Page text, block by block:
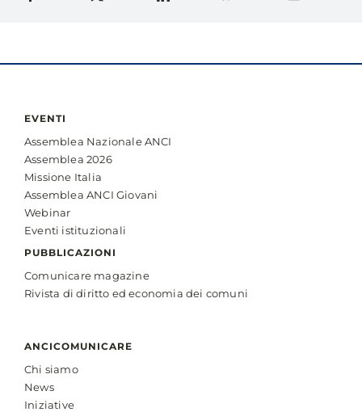
EVENTI
Assemblea Nazionale ANCI
Assemblea 2026
Missione Italia
Assemblea ANCI Giovani
Webinar
Eventi istituzionali
PUBBLICAZIONI
Comunicare magazine
Rivista di diritto ed economia dei comuni
ANCICOMUNICARE
Chi siamo
News
Iniziative